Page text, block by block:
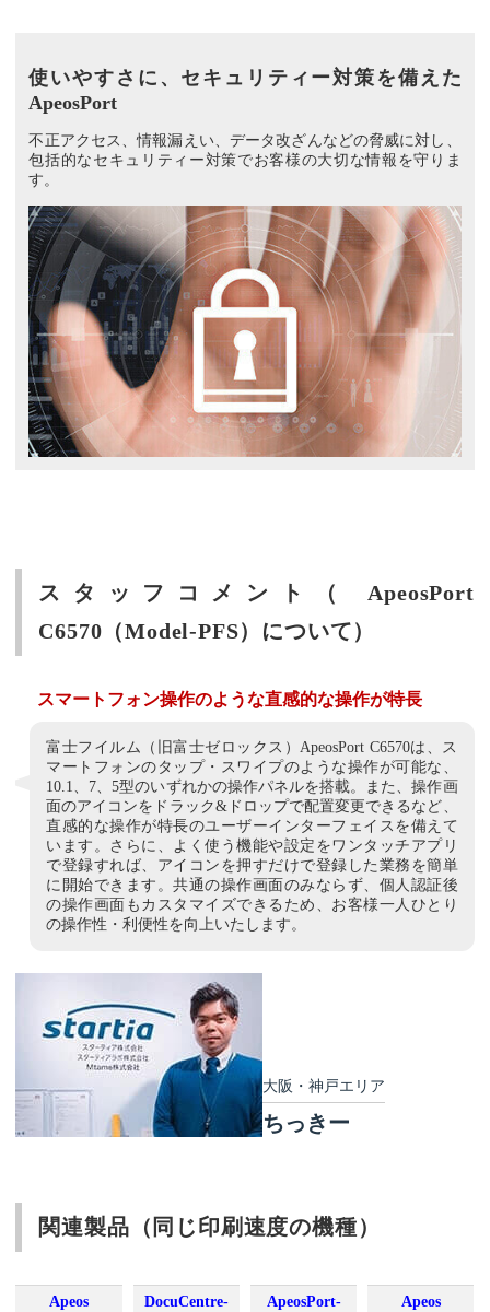
使いやすさに、セキュリティー対策を備えた
ApeosPort
不正アクセス、情報漏えい、データ改ざんなどの脅威に対し、
包括的なセキュリティー対策でお客様の大切な情報を守りま
す。
スタッフコメント（ ApeosPort
C6570（Model-PFS）について）
大阪・神戸エリア
ちっきー
スマートフォン操作のような直感的な操作が特長
富士フイルム（旧富士ゼロックス）ApeosPort C6570は、ス
マートフォンのタップ・スワイプのような操作が可能な、
10.1、7、5型のいずれかの操作パネルを搭載。また、操作画
面のアイコンをドラック&ドロップで配置変更できるなど、
直感的な操作が特長のユーザーインターフェイスを備えて
います。さらに、よく使う機能や設定をワンタッチアプリ
で登録すれば、アイコンを押すだけで登録した業務を簡単
に開始できます。共通の操作画面のみならず、個人認証後
の操作画面もカスタマイズできるため、お客様一人ひとり
の操作性・利便性を向上いたします。
関連製品（同じ印刷速度の機種）
Apeos
DocuCentre-
ApeosPort-
Apeos